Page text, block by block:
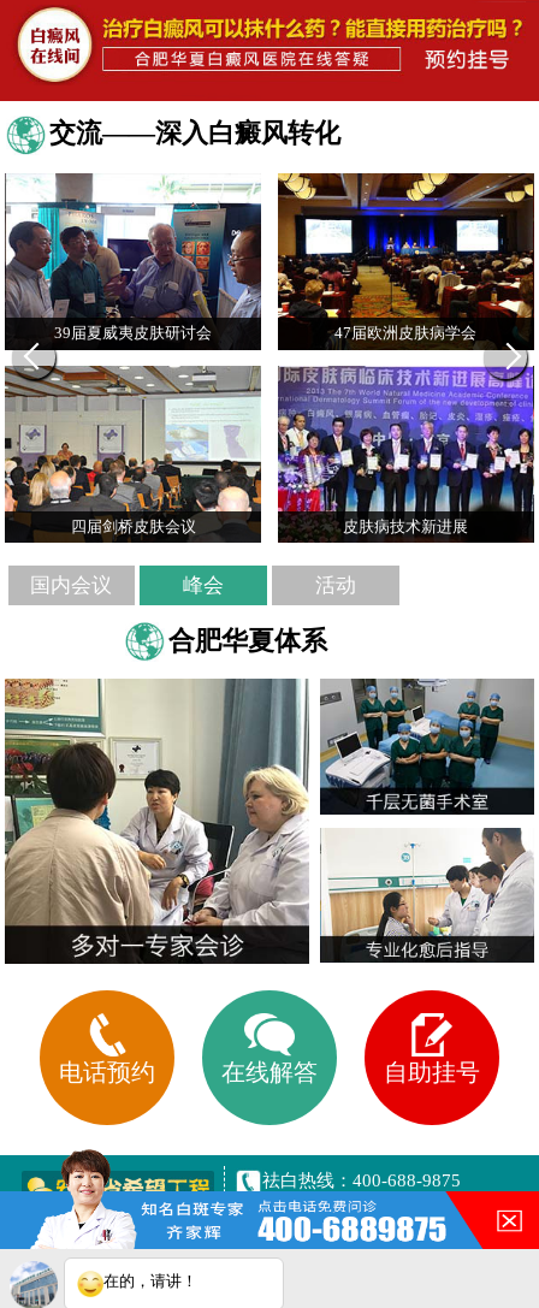
交流——深入白癜风转化
39届夏威夷皮肤研讨会 47届欧洲皮肤病学会
四届剑桥皮肤会议 皮肤病技术新进展
国内会议 峰会 活动
合肥华夏体系
电话预约 在线解答 自助挂号
祛白热线：400-688-9875
健康专线：13003063616
合肥市铜陵路与合裕路交叉口
东北角（天成大厦旁）
在的，请讲！